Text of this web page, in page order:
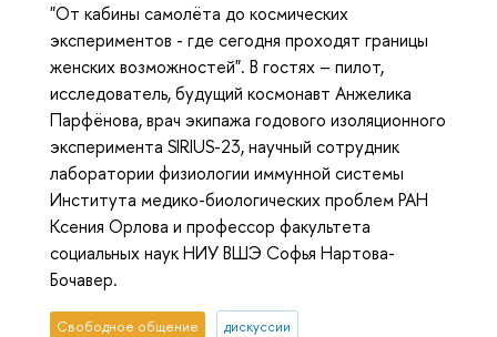
"От кабины самолёта до космических
экспериментов - где сегодня проходят границы
женских возможностей". В гостях – пилот,
исследователь, будущий космонавт Анжелика
Парфёнова, врач экипажа годового изоляционного
эксперимента SIRIUS-23, научный сотрудник
лаборатории физиологии иммунной системы
Института медико-биологических проблем РАН
Ксения Орлова и профессор факультета
социальных наук НИУ ВШЭ Софья Нартова-
Бочавер.
Свободное общение дискуссии